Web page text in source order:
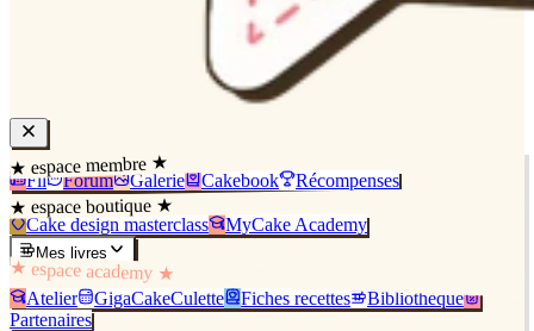
★ espace membre ★
Fil Forum Galerie Cakebook Récompenses
★ espace boutique ★
Cake design masterclass MyCake Academy
Mes livres
★ espace academy ★
Atelier GigaCakeCulette Fiches recettes
Bibliothèque
Partenaires